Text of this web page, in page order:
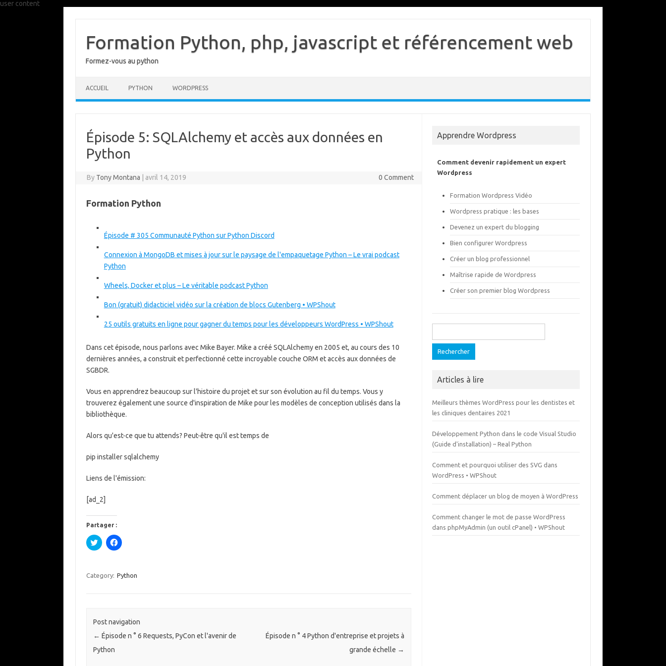
user content
contentFormation Python, php, javascript et référencement web
Formez-vous au python
ACCUEIL PYTHON WORDPRESS
Épisode 5: SQLAlchemy et accès aux données en
Python
By Tony Montana avril 14, 2019 0 Comment
Formation Python
Épisode # 305 Communauté Python sur Python Discord
Connexion à MongoDB et mises à jour sur le paysage de l'empaquetage Python – Le vrai podcast
Python
Wheels, Docker et plus – Le véritable podcast Python
Bon (gratuit) didacticiel vidéo sur la création de blocs Gutenberg • WPShout
25 outils gratuits en ligne pour gagner du temps pour les développeurs WordPress • WPShout
Dans cet épisode, nous parlons avec Mike Bayer. Mike a créé SQLAlchemy en 2005 et, au cours des 10
dernières années, a construit et perfectionné cette incroyable couche ORM et accès aux données de
SGBDR.
Vous en apprendrez beaucoup sur l'histoire du projet et sur son évolution au fil du temps. Vous y
trouverez également une source d'inspiration de Mike pour les modèles de conception utilisés dans la
bibliothèque.
Alors qu'est-ce que tu attends? Peut-être qu'il est temps de
pip installer sqlalchemy
Liens de l'émission:
[ad_2]
Partager :
C
l
e
z
a
r
a
e
C
l
e
z
a
r
a
Category: Python
Post navigation
← Épisode n ° 6 Requests, PyCon et l'avenir de
Python
Épisode n ° 4 Python d'entreprise et projets à
grande échelle →
Apprendre Wordpress
Comment devenir rapidement un expert
Wordpress
Formation Wordpress Vidéo
Wordpress pratique : les bases
Devenez un expert du blogging
Bien configurer Wordpress
Créer un blog professionnel
Maîtrise rapide de Wordpress
Créer son premier blog Wordpress
Articles à lire
Meilleurs thèmes WordPress pour les dentistes et
les cliniques dentaires 2021
Développement Python dans le code Visual Studio
(Guide d'installation) – Real Python
Comment et pourquoi utiliser des SVG dans
WordPress • WPShout
Comment déplacer un blog de moyen à WordPress
Comment changer le mot de passe WordPress
dans phpMyAdmin (un outil cPanel) • WPShout